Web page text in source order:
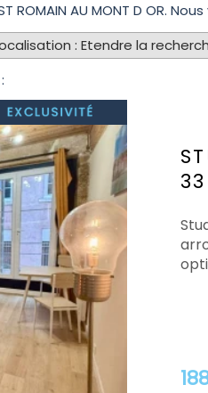
AU MONT D OR.
: Etendre la